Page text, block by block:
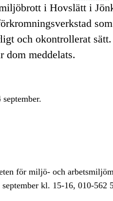
i Hovslätt i
och okontrollerat sätt.
dom meddelats.
för miljö- och
kl. 15-16, 010-562